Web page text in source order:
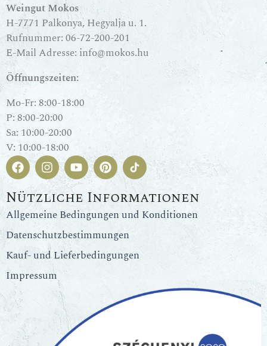
Weingut Mokos
H-7771 Palkonya, Hegyalja u. 1.
Rufnummer:06-72-200-201
E-Mail Adresse: info@mokos.hu
Öffnungszeiten:
Mo-Fr: 8:00-18:00
P: 8:00-20:00
Sa: 10:00-20:00
V: 10:00-18:00
Nützliche Informationen
Allgemeine Bedingungen und Konditionen
Datenschutzbestimmungen
Kauf- und Lieferbedingungen
Impressum